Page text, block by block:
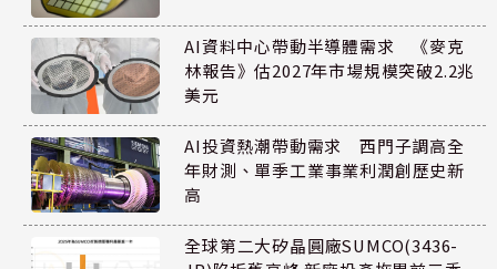
AI資料中心帶動半導體需求 《麥克
林報告》估2027年市場規模突破2.2兆
美元
AI投資熱潮帶動需求 西門子調高全
年財測、單季工業事業利潤創歷史新
高
全球第二大矽晶圓廠SUMCO(3436-